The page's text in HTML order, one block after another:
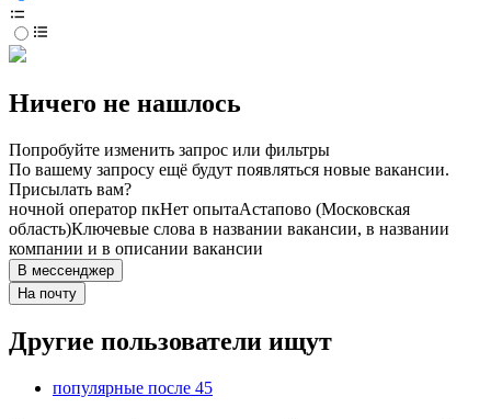
Ничего не нашлось
Попробуйте изменить запрос или фильтры
По вашему запросу ещё будут появляться новые вакансии.
Присылать вам?
ночной оператор пкНет опытаАстапово (Московская
область)Ключевые слова в названии вакансии, в названии
компании и в описании вакансии
В мессенджер
На почту
Другие пользователи ищут
популярные после 45